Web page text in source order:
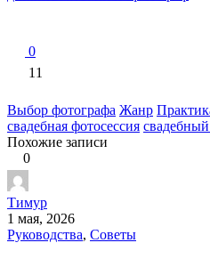
0
11
Выбор фотографа Жанр
свадебная фотосессия
Похожие записи
0
Тимур
1 мая, 2026
Руководства, Советы